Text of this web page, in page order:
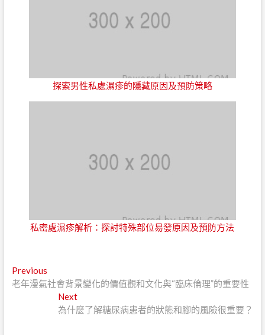
探索男性私處濕疹的隱藏原因及預防策略
私密處濕疹解析：探討特殊部位易發原因及預防方法
文
章
PreviousPrevious
post:
老年漫氣社會背景變化的價值觀和文化與“臨床倫理”的重要性
NextNext
post:
為什麼了解糖尿病患者的狀態和腳的風險很重要？